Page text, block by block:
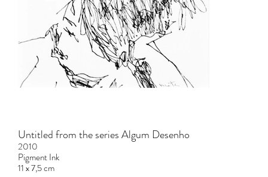
Untitled from the series Algum Desenho
2010
Pigment Ink
11 x 7,5 cm